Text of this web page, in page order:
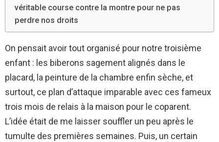
véritable course contre la montre pour ne pas
perdre nos droits
On pensait avoir tout organisé pour notre troisième
enfant : les biberons sagement alignés dans le
placard, la peinture de la chambre enfin sèche, et
surtout, ce plan d’attaque imparable avec ces fameux
trois mois de relais à la maison pour le coparent.
L’idée était de me laisser souffler un peu après le
tumulte des premières semaines. Puis, un certain